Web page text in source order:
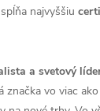
najvyššiu
a svetový
značka vo viac